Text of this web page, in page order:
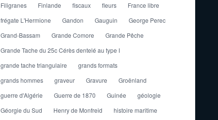
Filigranes
Finlande fiscaux fleurs
France libre
frégate L'Hermione
Gandon Gauguin
George Perec
Grand-Bassam
Grande Comore
Grande Pêche
Grande Tache du 25c Cérès dentelé au type I
grande tache triangulaire
grands formats
grands hommes
graveur Gravure
Groënland
guerre d'Algérie
Guerre de 1870 Guinée
géologie
Géorgie du Sud
Henry de Monfreid
histoire maritime